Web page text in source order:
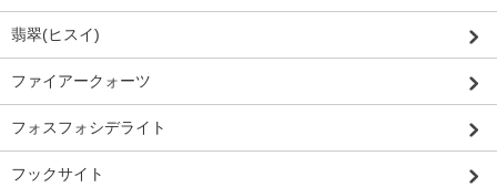
翡翠(ヒスイ)
ファイアークォーツ
フォスフォシデライト
フックサイト